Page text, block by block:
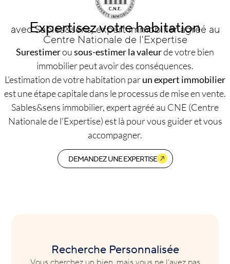
Expertisez votre habitation
avec Sables&sens, expert immobilier agréé au
Centre Nationale de l'Expertise
Surestimerousous-estimer la valeurde votre bien
immobilier peut avoir des conséquences.
L’estimation de votre habitation parun expert immobilier
est une étape capitale dans le processus de mise en vente.
Sables&sens immobilier, expert agréé au CNE (Centre
Nationale de l’Expertise) est là pour vous guider et vous
accompagner.
DEMANDEZ UNE EXPERTISE
Recherche Personnalisée